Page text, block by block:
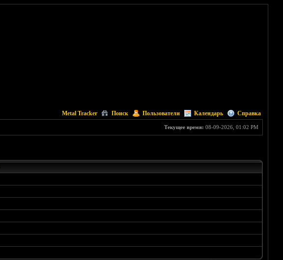
Metal Tracker Поиск Пользователи Календарь Справка
Текущее время: 08-09-2026, 01:02 PM